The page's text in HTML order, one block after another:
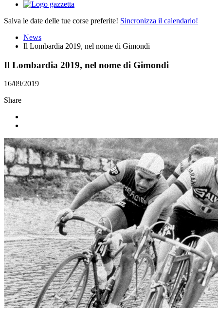
Salva le date delle tue corse preferite! Sincronizza il calendario!
News
Il Lombardia 2019, nel nome di Gimondi
Il Lombardia 2019, nel nome di Gimondi
16/09/2019
Share